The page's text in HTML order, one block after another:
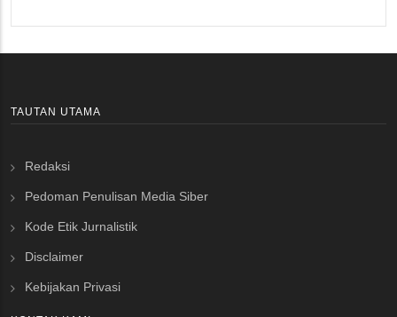
TAUTAN UTAMA
Redaksi
Pedoman Penulisan Media Siber
Kode Etik Jurnalistik
Disclaimer
Kebijakan Privasi